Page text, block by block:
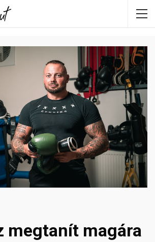
megtanít magára